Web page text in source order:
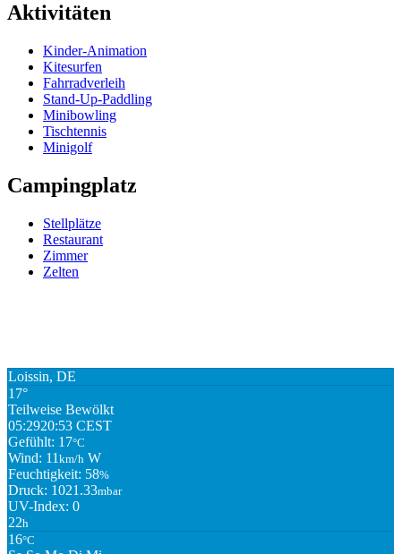
Aktivitäten
Kinder-Animation
Kitesurfen
Fahrradverleih
Stand-Up-Paddling
Minibowling
Tischtennis
Minigolf
Campingplatz
Stellplätze
Restaurant
Zimmer
Zelten
Loissin, DE
17°
Teilweise Bewölkt
05:2920:53 CEST
Gefühlt: 17°C
Wind: 11 km/h W
Feuchtigkeit: 58%
Druck: 1021.33mbar
UV-Index: 0
22h
16°C